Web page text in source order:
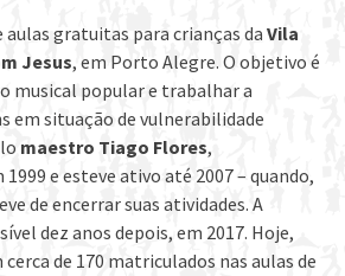
aulas gratuitas para crianças da Vila
Jesus, em Porto Alegre. O objetivo é
musical popular e trabalhar a
em situação de vulnerabilidade
maestro Tiago Flores,
e esteve ativo até 2007 – quando,
de encerrar suas atividades. A
dez anos depois, em 2017. Hoje,
de 170 matriculados nas aulas de